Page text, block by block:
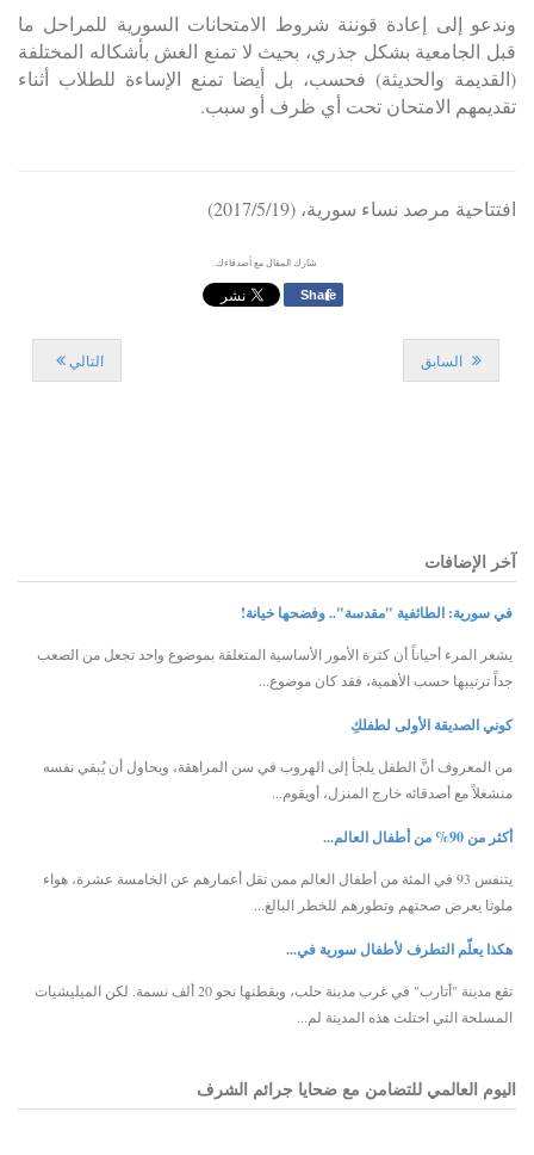
وندعو إلى إعادة قوننة شروط الامتحانات السورية للمراحل ما
قبل الجامعية بشكل جذري، بحيث لا تمنع الغش بأشكاله المختلفة
(القديمة والحديثة) فحسب، بل أيضا تمنع الإساءة للطلاب أثناء
تقديمهم الامتحان تحت أي ظرف أو سبب.
افتتاحية مرصد نساء سورية، (2017/5/19)
شارك المقال مع أصدقاءك..
f
Share
السابق التالي
آخر الإضافات
في سورية: الطائفية "مقدسة".. وفضحها خيانة!
يشعر المرء أحياناً أن كثرة الأمور الأساسية المتعلقة بموضوع واحد تجعل من الصعب
جداً ترتيبها حسب الأهمية، فقد كان موضوع...
كوني الصديقة الأولى لطفلكِ
من المعروف أنَّ الطفل يلجأ إلى الهروب في سن المراهقة، ويحاول أن يُبقي نفسه
منشغلاً مع أصدقائه خارج المنزل، أويقوم...
أكثر من 90% من أطفال العالم...
يتنفس 93 في المئة من أطفال العالم ممن تقل أعمارهم عن الخامسة عشرة، هواء
ملوثا يعرض صحتهم وتطورهم للخطر البالغ...
هكذا يعلّم التطرف لأطفال سورية في...
تقع مدينة "أتارب" في غرب مدينة حلب، ويقطنها نحو 20 ألف نسمة. لكن الميليشيات
المسلحة التي احتلت هذه المدينة لم...
اليوم العالمي للتضامن مع ضحايا جرائم الشرف